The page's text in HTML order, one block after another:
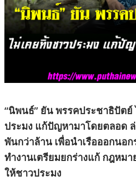
“นิพนธ์” ยัน พรรคประชาธิปัตย์
ประมง แก้ปัญหามาโดยตลอด
พันกว่าล้าน เพื่อนำเรือออกนอ
ทำงานเตรียมยกร่างแก้ กฎหม
ให้ชาวประมง